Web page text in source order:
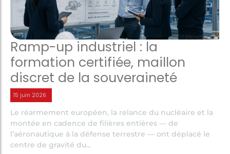
Ramp-up industriel : la
formation certifiée, maillon
discret de la souveraineté
15 juin 2026
Le réarmement européen, la relance du nucléaire et la
montée en cadence de filières entières — de
l’aéronautique à la défense terrestre — ont déplacé le
centre de gravité du...